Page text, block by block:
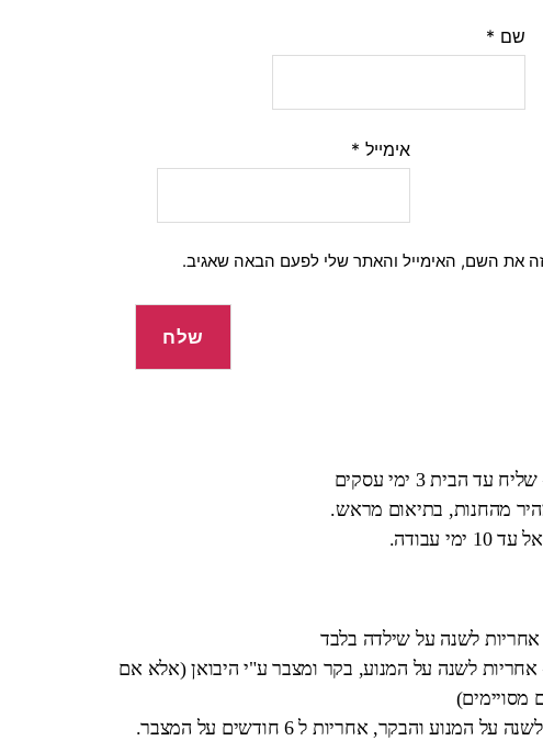
שם *
אימייל *
את השם, האימייל והאתר שלי לפעם הבאה שאגיב.
הבית 3 ימי עסקים
מהחנות, בתיאום מראש.
עבודה.
אחריות לשנה על שילדה בלבד
אחריות לשנה על המנוע, בקר ומצבר ע"י היבואן (אלא אם
מסויימים)
המנוע והבקר, אחריות ל 6 חודשים על המצבר.